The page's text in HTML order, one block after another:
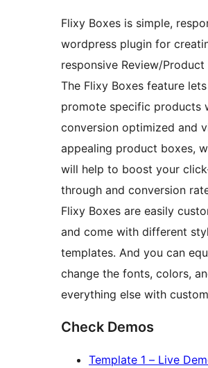
Flixy Boxes is simple,
wordpress plugin for
responsive Review/Product
The Flixy Boxes feature
promote specific products
conversion optimized and
appealing product boxes,
will help to boost your
through and conversion
Flixy Boxes are easily
and come with different
templates. And you can
change the fonts, colors,
everything else with
Check Demos
Template 1 – Live